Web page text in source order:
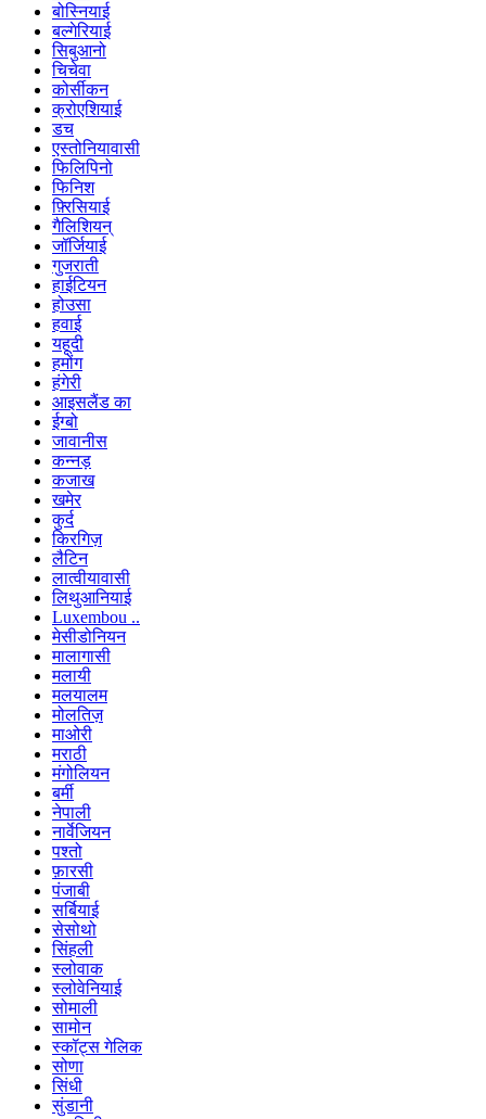
बोस्नियाई
बल्गेरियाई
सिबुआनो
चिचेवा
कोर्सीकन
क्रोएशियाई
डच
एस्तोनियावासी
फिलिपिनो
फिनिश
फ़्रिसियाई
गैलिशियन्
जॉर्जियाई
गुजराती
हाईटियन
होउसा
हवाई
यहूदी
हमोंग
हंगेरी
आइसलैंड का
ईग्बो
जावानीस
कन्नड़
कजाख
खमेर
कुर्द
किरगिज़
लैटिन
लात्वीयावासी
लिथुआनियाई
Luxembou ..
मेसीडोनियन
मालागासी
मलायी
मलयालम
मोलतिज़
माओरी
मराठी
मंगोलियन
बर्मी
नेपाली
नार्वेजियन
पश्तो
फ़ारसी
पंजाबी
सर्बियाई
सेसोथो
सिंहली
स्लोवाक
स्लोवेनियाई
सोमाली
सामोन
स्कॉट्स गेलिक
सोणा
सिंधी
सुंडानी